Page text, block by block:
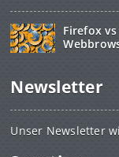
Firefox
Newsletter
Unser Newsletter